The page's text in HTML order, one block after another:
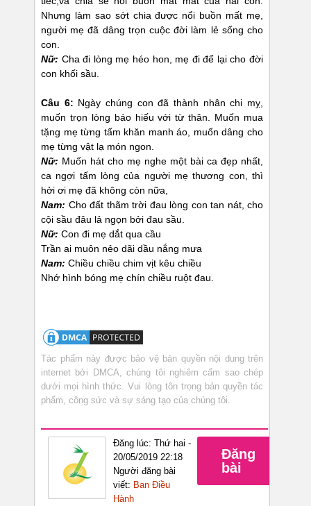
Nhưng làm sao sớt chia được nổi buồn mất mẹ,
người mẹ đã dâng trọn cuộc đời làm lẻ sống cho
con.
Nữ: Cha đi lòng mẹ héo hon, mẹ đi để lại cho đời
con khối sầu.
Câu 6: Ngày chúng con đã thành nhân chi mỵ,
muốn trọn lòng báo hiếu với từ thân. Muốn mua
tặng mẹ từng tấm khăn manh áo, muốn dâng cho
mẹ từng vật lạ món ngon.
Nữ: Muốn hát cho mẹ nghe một bài ca đẹp nhất,
ca ngợi tấm lòng của người mẹ thương con, thì
hởi ơi mẹ đã không còn nữa,
Nam: Cho đất thãm trời đau lòng con tan nát, cho
cội sầu đâu lả ngọn bởi đau sầu.
Nữ: Con đi mẹ dắt qua cầu
Trần ai muôn nẻo dãi dầu nắng mưa
Nam: Chiều chiều chim vịt kêu chiều
Nhớ hình bóng mẹ chín chiều ruột đau.
Tác phẩm này được bảo vệ bản quyền nội dung trên
internet bởi DMCA, chúng tôi nghiêm cấm sao chép
dưới mọi hình thức. Vui lòng tôn trọng bản quyền tác
phẩm, công sức và sự sáng tạo của chúng tôi.
Đăng lúc: Thứ hai -
20/05/2019 22:18
Người đăng bài
viết: Ban Điều
Hành
Đăng
bài